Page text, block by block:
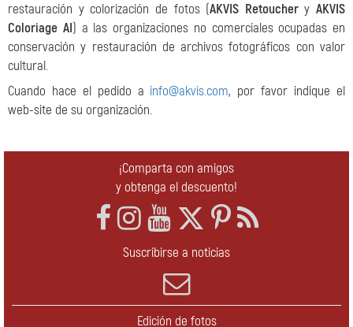
restauración y colorización de fotos (AKVIS Retouchery AKVIS
Coloriage AI) a las organizaciones no comerciales ocupadas en
conservación y restauración de archivos fotográficos con valor
cultural.
Cuando hace el pedido a info@akvis.com, por favor indique el
web-site de su organización.
¡Comparta con amigos
y obtenga el descuento!
Suscribirse a noticias
Edición de fotos